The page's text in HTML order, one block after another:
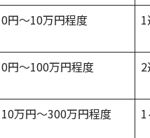
0円〜10万円程度
0円〜100万円程度
10万円〜300万円程度